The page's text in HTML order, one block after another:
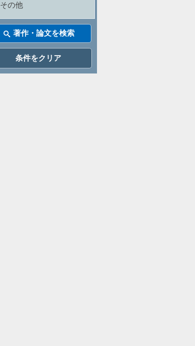
その他
条件をクリア